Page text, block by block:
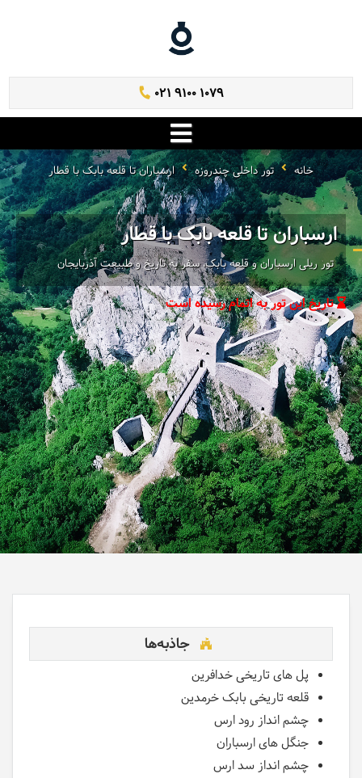
021 9100 1079
خانه تور داخلی چندروزه ارسباران تا قلعه بابک با قطار
ارسباران تا قلعه بابک با قطار
تور ریلی ارسباران و قلعه بابک، سفر به تاریخ و طبیعت آذربایجان
تاریخ این تور به اتمام رسیده است
جاذبه‌ها
پل های تاریخی خدافرین
قلعه تاریخی بابک خرمدین
چشم انداز رود ارس
جنگل های ارسباران
چشم انداز سد ارس